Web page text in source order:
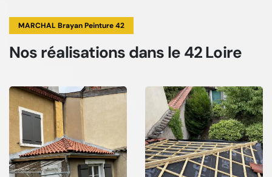
MARCHAL Brayan Peinture 42
Nos réalisations dans le 42 Loire